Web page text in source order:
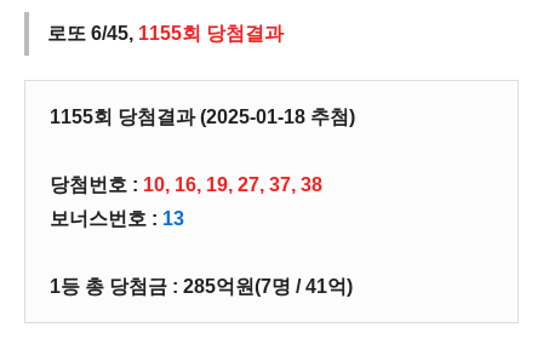
로또 6/45, 1155회 당첨결과
1155회 당첨결과 (2025-01-18 추첨)
당첨번호 : 10, 16, 19, 27, 37, 38
보너스번호 : 13
1등 총 당첨금 : 285억원(7명 / 41억)